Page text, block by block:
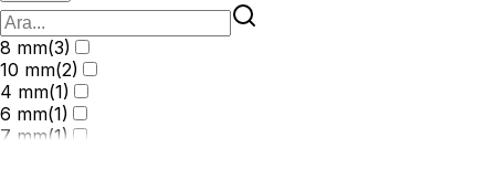
8 mm(3)
10 mm(2)
4 mm(1)
6 mm(1)
7 mm(1)